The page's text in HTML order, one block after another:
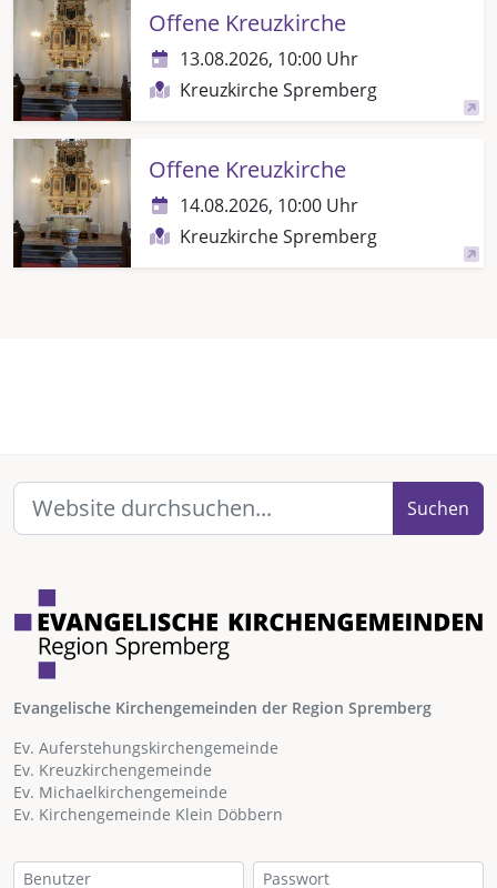
Offene Kreuzkirche
13.08.2026, 10:00 Uhr
Kreuzkirche Spremberg
Offene Kreuzkirche
14.08.2026, 10:00 Uhr
Kreuzkirche Spremberg
Suchen
Evangelische Kirchengemeinden der Region Spremberg
Ev. Auferstehungskirchengemeinde
Ev. Kreuzkirchengemeinde
Ev. Michaelkirchengemeinde
Ev. Kirchengemeinde Klein Döbbern